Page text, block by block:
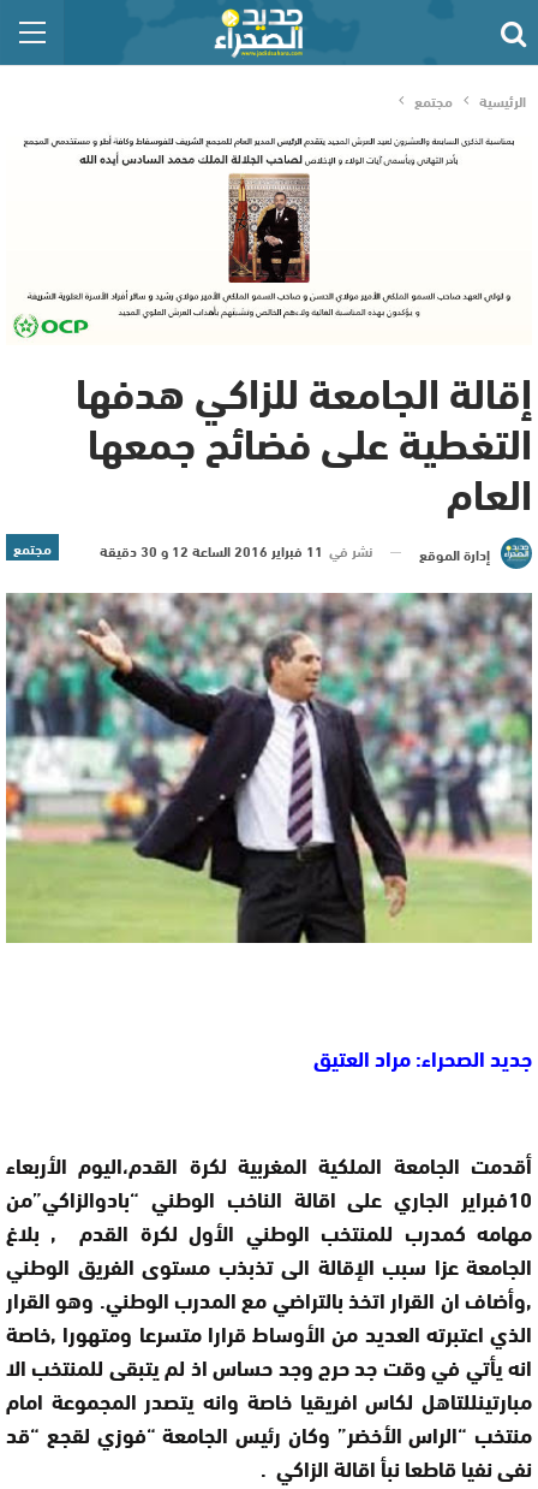
الرئيسية مجتمع
إقالة الجامعة للزاكي هدفها
التغطية على فضائح جمعها
العام
مجتمع إدارة الموقع نشر في 11 فبراير 2016 الساعة 12 و 30 دقيقة
جديد الصحراء: مراد العتيق
أقدمت الجامعة الملكية المغربية لكرة القدم،اليوم الأربعاء
10فبراير الجاري على اقالة الناخب الوطني “بادوالزاكي”من
مهامه كمدرب للمنتخب الوطني الأول لكرة القدم , بلاغ
الجامعة عزا سبب الإقالة الى تذبذب مستوى الفريق الوطني
,وأضاف ان القرار اتخذ بالتراضي مع المدرب الوطني. وهو القرار
الذي اعتبرته العديد من الأوساط قرارا متسرعا ومتهورا ,خاصة
انه يأتي في وقت جد حرج وجد حساس اذ لم يتبقى للمنتخب الا
مبارتينللتاهل لكاس افريقيا خاصة وانه يتصدر المجموعة امام
منتخب “الراس الأخضر” وكان رئيس الجامعة “فوزي لقجع “قد
نفى نفيا قاطعا نبأ اقالة الزاكي .